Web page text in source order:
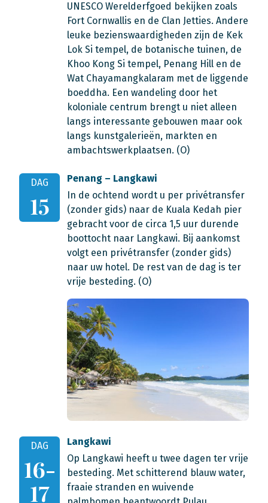
UNESCO Werelderfgoed bekijken zoals
Fort Cornwallis en de Clan Jetties. Andere
leuke bezienswaardigheden zijn de Kek
Lok Si tempel, de botanische tuinen, de
Khoo Kong Si tempel, Penang Hill en de
Wat Chayamangkalaram met de liggende
boeddha. Een wandeling door het
koloniale centrum brengt u niet alleen
langs interessante gebouwen maar ook
langs kunstgalerieën, markten en
ambachtswerkplaatsen. (O)
DAG
15
Penang – Langkawi
In de ochtend wordt u per privétransfer
(zonder gids) naar de Kuala Kedah pier
gebracht voor de circa 1,5 uur durende
boottocht naar Langkawi. Bij aankomst
volgt een privétransfer (zonder gids)
naar uw hotel. De rest van de dag is ter
vrije besteding. (O)
DAG
16-
17
Langkawi
Op Langkawi heeft u twee dagen ter vrije
besteding. Met schitterend blauw water,
fraaie stranden en wuivende